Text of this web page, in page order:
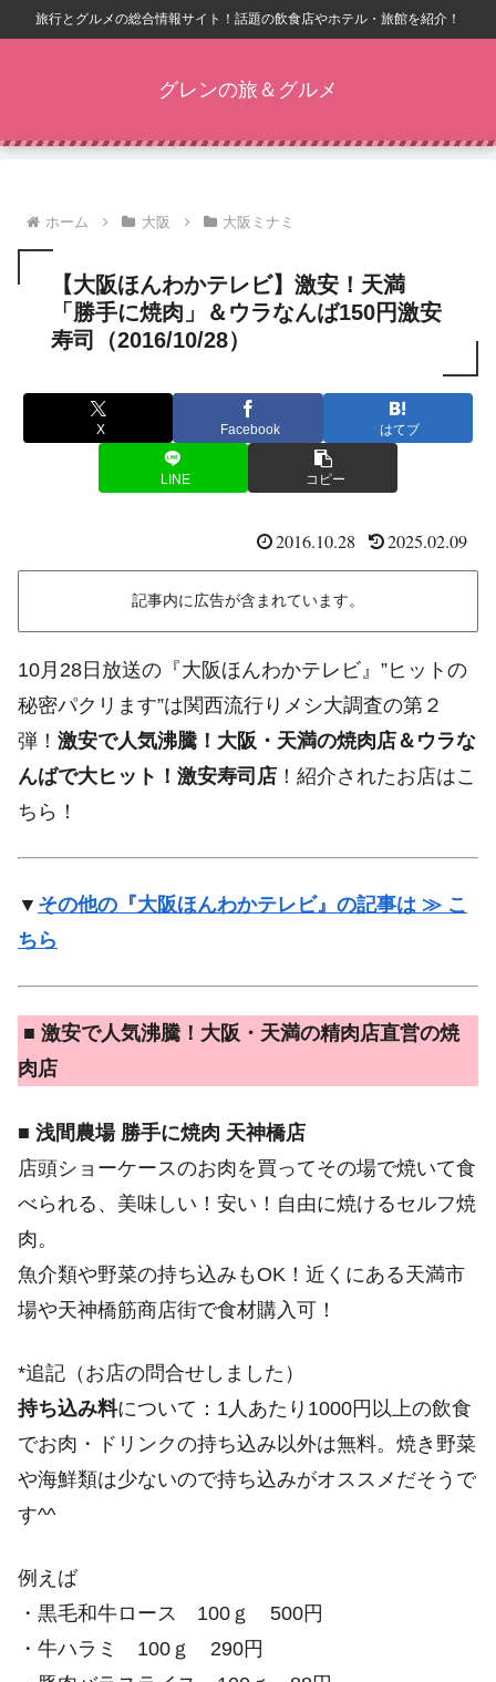
旅行とグルメの総合情報サイト！話題の飲食店やホテル・旅館を紹介！
グレンの旅＆グルメ
ホーム 大阪 大阪ミナミ
【大阪ほんわかテレビ】激安！天満
「勝手に焼肉」＆ウラなんば150円激安
寿司（2016/10/28）
X Facebook はてブ
LINE コピー
2016.10.28 2025.02.09
記事内に広告が含まれています。
10月28日放送の『大阪ほんわかテレビ』”ヒットの
秘密パクリます”は関西流行りメシ大調査の第２
弾！ 激安で人気沸騰！大阪・天満の焼肉店＆ウラな
んばで大ヒット！激安寿司店 ！紹介されたお店はこ
ちら！
▼ その他の『大阪ほんわかテレビ』の記事は ≫ こ
ちら
■ 激安で人気沸騰！大阪・天満の精肉店直営の焼
肉店
■ 浅間農場 勝手に焼肉 天神橋店
店頭ショーケースのお肉を買ってその場で焼いて食
べられる、美味しい！安い！自由に焼けるセルフ焼
肉。
魚介類や野菜の持ち込みもOK！近くにある天満市
場や天神橋筋商店街で食材購入可！
*追記（お店の問合せしました）
持ち込み料について：1人あたり1000円以上の飲食
でお肉・ドリンクの持ち込み以外は無料。焼き野菜
や海鮮類は少ないので持ち込みがオススメだそうで
す^^
例えば
・黒毛和牛ロース 100ｇ 500円
・牛ハラミ 100ｇ 290円